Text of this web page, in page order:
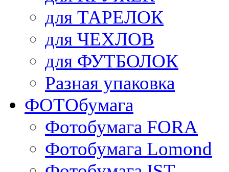
для ТАРЕЛОК
для ЧЕХЛОВ
для ФУТБОЛОК
Разная упаковка
ФОТОбумага
Фотобумага FORA
Фотобумага Lomond